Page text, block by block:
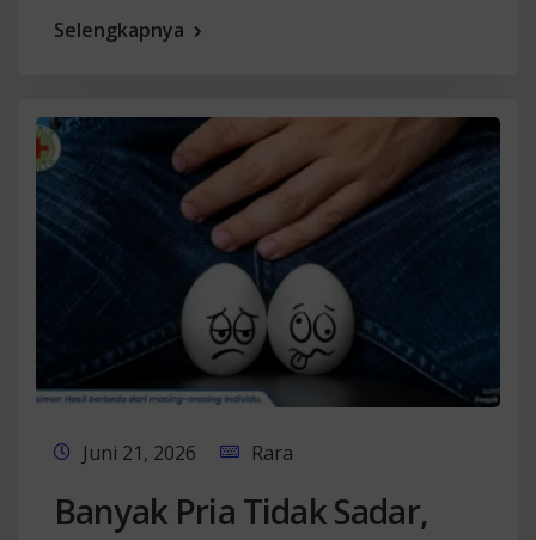
Selengkapnya
Juni 21, 2026 Rara
Banyak Pria Tidak Sadar,